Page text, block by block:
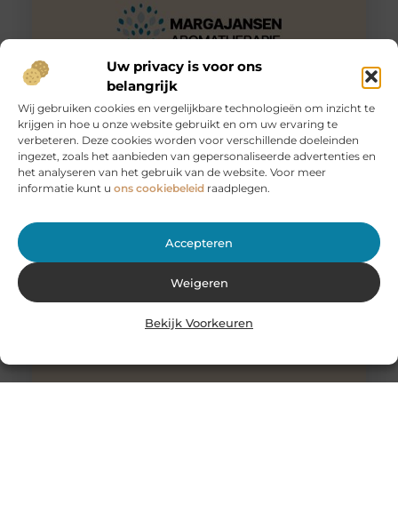
Uw privacy is voor ons
belangrijk
Wij gebruiken cookies en vergelijkbare technologieën om inzicht te
krijgen in hoe u onze website gebruikt en om uw ervaring te
verbeteren. Deze cookies worden voor verschillende doeleinden
ingezet, zoals het aanbieden van gepersonaliseerde advertenties en
het analyseren van het gebruik van de website. Voor meer
informatie kunt u ons cookiebeleid raadplegen.
Accepteren
Weigeren
Bekijk Voorkeuren
Huur een aanhanger of autoambulance bij JobCar –
Voor elk vervoer de juiste oplossing
Bij JobCar in Etten-Leur bent u aan het juiste adres voor
het huren van aanhangers en autoambulances. Of u nu